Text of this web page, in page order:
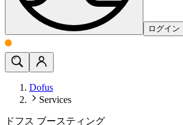
ログイン
Dofus
Services
ドフス ブースティング